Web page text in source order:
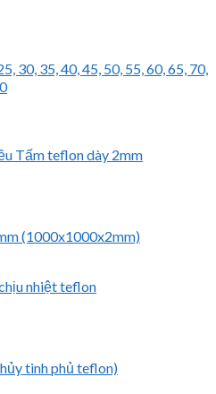
30, 35, 40, 45, 50, 55, 60, 65, 70,
(1000x1000x2mm)
tinh phủ teflon)